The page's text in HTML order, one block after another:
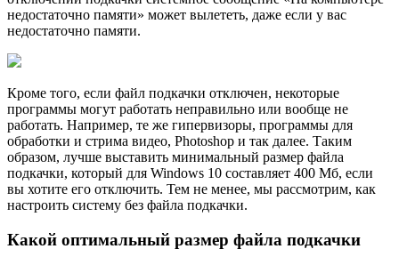
недостаточно памяти» может вылететь, даже если у вас
недостаточно памяти.
Кроме того, если файл подкачки отключен, некоторые
программы могут работать неправильно или вообще не
работать. Например, те же гипервизоры, программы для
обработки и стрима видео, Photoshop и так далее. Таким
образом, лучше выставить минимальный размер файла
подкачки, который для Windows 10 составляет 400 Мб, если
вы хотите его отключить. Тем не менее, мы рассмотрим, как
настроить систему без файла подкачки.
Какой оптимальный размер файла подкачки